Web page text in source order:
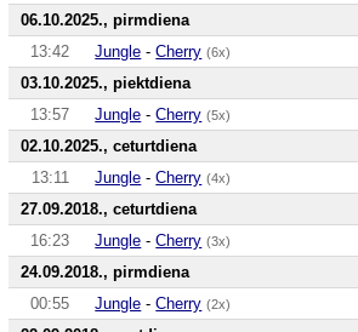
06.10.2025., pirmdiena
13:42
Jungle -Cherry (6x)
03.10.2025., piektdiena
13:57
Jungle -Cherry (5x)
02.10.2025., ceturtdiena
13:11
Jungle -Cherry (4x)
27.09.2018., ceturtdiena
16:23
Jungle -Cherry (3x)
24.09.2018., pirmdiena
00:55
Jungle -Cherry (2x)